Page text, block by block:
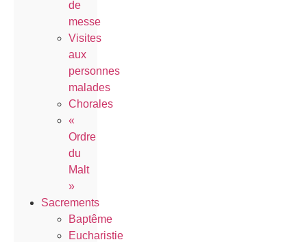
de
messe
Visites
aux
personnes
malades
Chorales
«
Ordre
du
Malt
»
Sacrements
Baptême
Eucharistie